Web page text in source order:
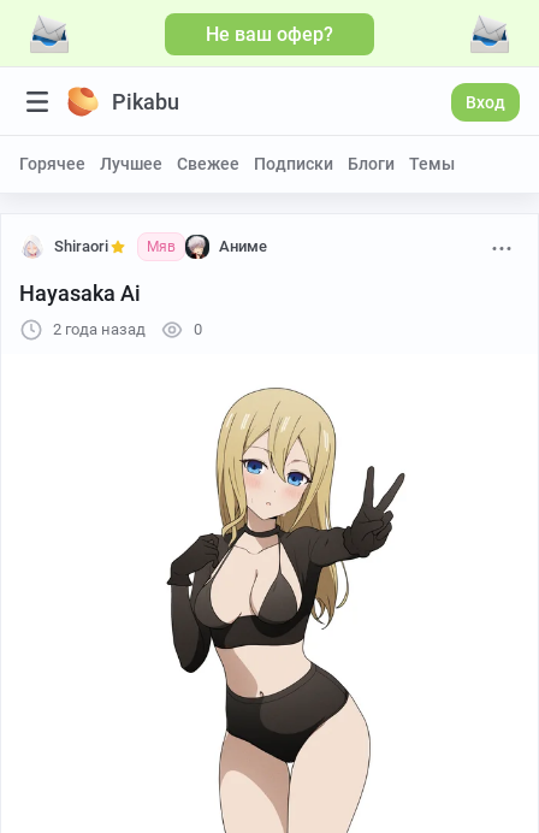
Не ваш офер?
Pikabu Вход
Горячее Лучшее Свежее Подписки Блоги Темы
Shiraori Мяв Аниме
Hayasaka Ai
2 года назад 0